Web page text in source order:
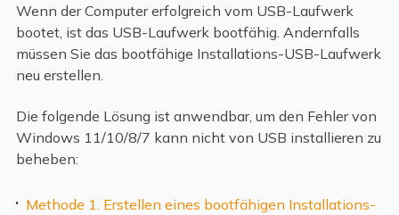
Wenn der Computer erfolgreich vom USB-Laufwerk
bootet, ist das USB-Laufwerk bootfähig. Andernfalls
müssen Sie das bootfähige Installations-USB-Laufwerk
neu erstellen.
Die folgende Lösung ist anwendbar, um den Fehler von
Windows 11/10/8/7 kann nicht von USB installieren zu
beheben:
Methode 1. Erstellen eines bootfähigen Installations-